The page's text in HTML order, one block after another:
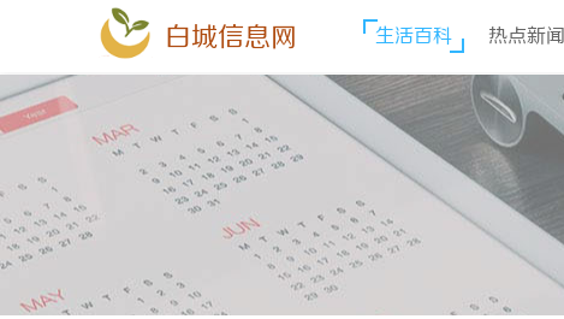
白城信息网 生活百科 热点新闻